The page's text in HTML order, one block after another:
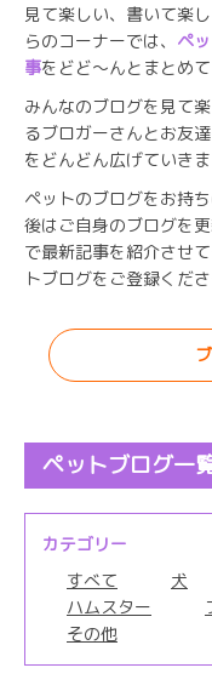
見て楽しい、書いて楽
らのコーナーでは、 ペ
事をどど～んとまとめ
みんなのブログを見て
るブロガーさんとお友
をどんどん広げていきま
ペットのブログをお持
後はご自身のブログを
で最新記事を紹介させ
トブログをご登録くださ
ペットブログ一
カテゴリー
すべて
犬
ハムスター
その他